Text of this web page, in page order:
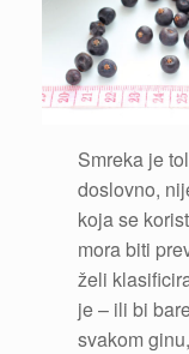
Smreka je
doslovno,
koja se
mora biti
želi
je – ili bi
svakom